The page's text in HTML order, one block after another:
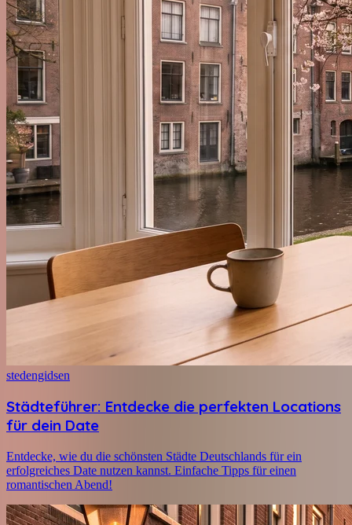
stedengidsen
Städteführer: Entdecke die perfekten Locations
für dein Date
Entdecke, wie du die schönsten Städte Deutschlands für ein
erfolgreiches Date nutzen kannst. Einfache Tipps für einen
romantischen Abend!